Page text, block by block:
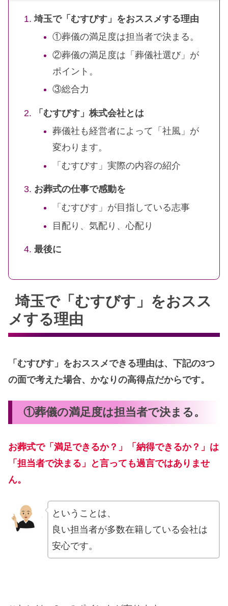
埼玉で「むすびす」をおススメする理由
①葬儀の満足度は担当者で決まる。
②葬儀の満足度は「葬儀社選び」が
ポイント。
③総合力
「むすびす」株式会社とは
葬儀社も経営者によって「社風」が
変わります。
「むすびす」実際の内容の紹介
お葬式の仕事で感動を
「むすびす」が目指している志事
目配り、気配り、心配り
最後に
埼玉で「むすびす」をおスス
メする理由
「むすびす」をおススメできる理由は、下記の3つ
の面で考えた場合、かなりの高得点だからです。
①葬儀の満足度は担当者で決まる。
お葬式で「満足できるか？」「納得できるか？」は
「担当者で決まる」と言っても過言ではありませ
ん。
ということは、
良い担当者が多数在籍している会社は
安心です。